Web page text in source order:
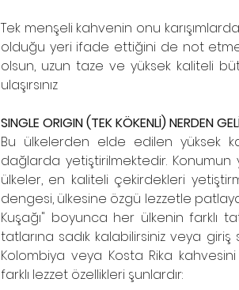
Tek menşeli kahvenin onu
olduğu yeri ifade ettiğini de not
olsun, uzun taze ve yüksek kaliteli
ulaşırsınız
SINGLE ORIGIN (TEK KÖKENLİ) NERDEN
Bu ülkelerden elde edilen yüksek
dağlarda yetiştirilmektedir. Konumun
ülkeler, en kaliteli çekirdekleri
dengesi, ülkesine özgü lezzetle
Kuşağı" boyunca her ülkenin farklı
tatlarına sadık kalabilirsiniz veya
Kolombiya veya Kosta Rika
farklı lezzet özellikleri şunlardır: